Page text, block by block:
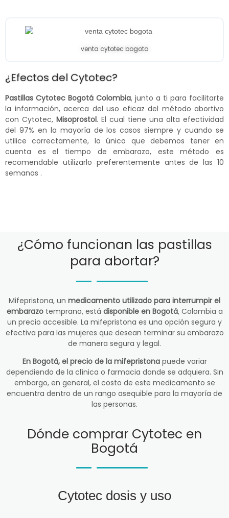
venta cytotec bogota
¿Efectos del Cytotec?
Pastillas Cytotec Bogotá Colombia, junto a ti para facilitarte
la información, acerca del uso eficaz del método abortivo
con Cytotec, Misoprostol. El cual tiene una alta efectividad
del 97% en la mayoría de los casos siempre y cuando se
utilice correctamente, lo único que debemos tener en
cuenta es el tiempo de embarazo, este método es
recomendable utilizarlo preferentemente antes de las 10
semanas .
¿Cómo funcionan las pastillas
para abortar?
Mifepristona, un medicamento utilizado para interrumpir el
embarazotemprano, está disponible en Bogotá, Colombia a
un precio accesible. La mifepristona es una opción segura y
efectiva para las mujeres que desean terminar su embarazo
de manera segura y legal.
En Bogotá, el precio de la mifepristonapuede variar
dependiendo de la clínica o farmacia donde se adquiera. Sin
embargo, en general, el costo de este medicamento se
encuentra dentro de un rango asequible para la mayoría de
las personas.
Dónde comprar Cytotec en
Bogotá
Cytotec dosis y uso